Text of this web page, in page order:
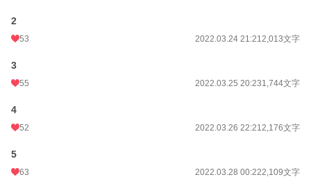
2
53 2022.03.24 21:212,013文字
3
55 2022.03.25 20:231,744文字
4
52 2022.03.26 22:212,176文字
5
63 2022.03.28 00:222,109文字